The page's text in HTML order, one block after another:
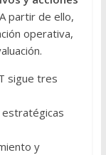
partir de ello,
operativa,
sigue tres
y